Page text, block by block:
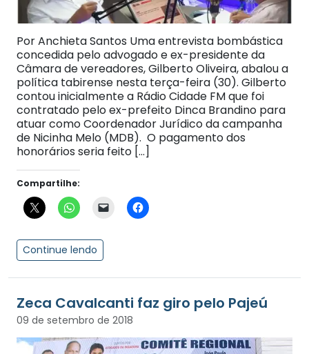
Por Anchieta Santos Uma entrevista bombástica
concedida pelo advogado e ex-presidente da
Câmara de vereadores, Gilberto Oliveira, abalou a
política tabirense nesta terça-feira (30). Gilberto
contou inicialmente a Rádio Cidade FM que foi
contratado pelo ex-prefeito Dinca Brandino para
atuar como Coordenador Jurídico da campanha
de Nicinha Melo (MDB). O pagamento dos
honorários seria feito […]
Compartilhe:
Continue lendo
Zeca Cavalcanti faz giro pelo Pajeú
09 de setembro de 2018